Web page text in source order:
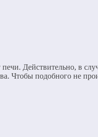
Действительно, в
Чтобы подобного не